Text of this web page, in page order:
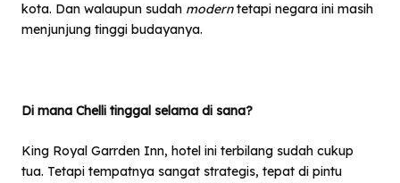
kota. Dan walaupun sudah moderntetapi negara ini masih
menjunjung tinggi budayanya.
Di mana Chelli tinggal selama di sana?
King Royal Garrden Inn, hotel ini terbilang sudah cukup
tua. Tetapi tempatnya sangat strategis, tepat di pintu